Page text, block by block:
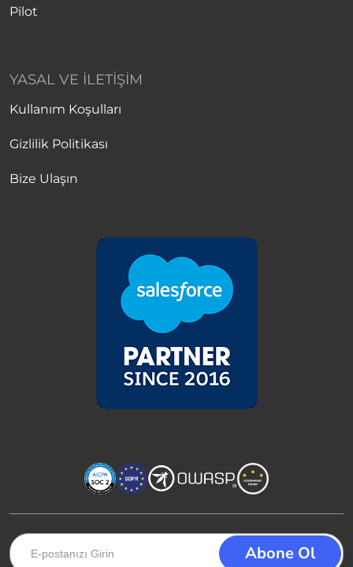
Pilot
YASAL VE İLETIŞIM
Kullanım Koşulları
Gizlilik Politikası
Bize Ulaşın